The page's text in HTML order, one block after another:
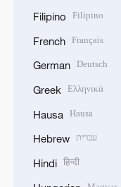
Filipino Filipino
French Français
German Deutsch
Greek Ελληνικά
Hausa Hausa
Hebrew עברית
Hindi हिन्दी